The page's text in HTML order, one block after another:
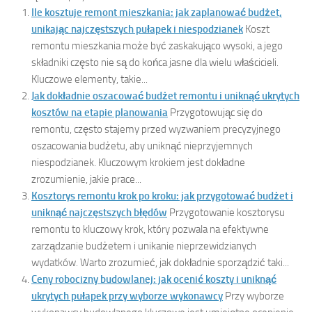
Ile kosztuje remont mieszkania: jak zaplanować budżet,
unikając najczęstszych pułapek i niespodzianek Koszt
remontu mieszkania może być zaskakująco wysoki, a jego
składniki często nie są do końca jasne dla wielu właścicieli.
Kluczowe elementy, takie...
Jak dokładnie oszacować budżet remontu i uniknąć ukrytych
kosztów na etapie planowania Przygotowując się do
remontu, często stajemy przed wyzwaniem precyzyjnego
oszacowania budżetu, aby uniknąć nieprzyjemnych
niespodzianek. Kluczowym krokiem jest dokładne
zrozumienie, jakie prace...
Kosztorys remontu krok po kroku: jak przygotować budżet i
uniknąć najczęstszych błędów Przygotowanie kosztorysu
remontu to kluczowy krok, który pozwala na efektywne
zarządzanie budżetem i unikanie nieprzewidzianych
wydatków. Warto zrozumieć, jak dokładnie sporządzić taki...
Ceny robocizny budowlanej: jak ocenić koszty i uniknąć
ukrytych pułapek przy wyborze wykonawcy Przy wyborze